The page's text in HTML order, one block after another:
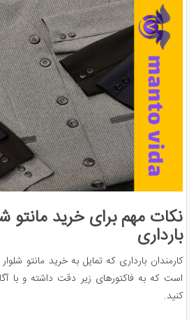
نکات مهم برای خرید مانتو
بارداری
کارمندان بارداری که تمایل به خرید مانتو
است که به فاکتورهای زیر دقت داشته و با
کنید.